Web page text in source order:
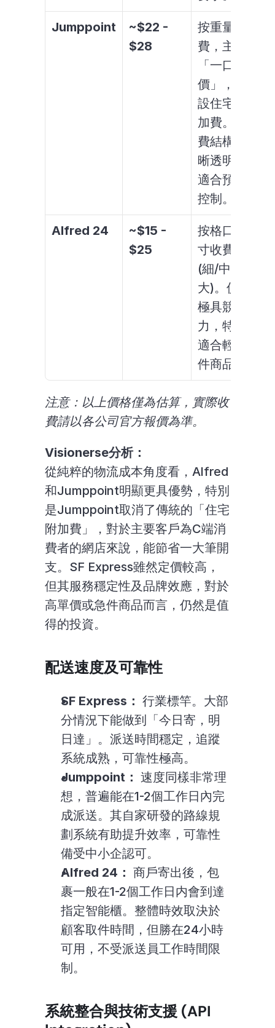
Jumppoint
~$22 -
$28
按重量收
費，主打
「一口
價」，不
設住宅附
加費。收
費結構清
晰透明，
適合預算
控制。
Alfred 24
~$15 -
$25
按格口尺
寸收費
(細/中/
大)。價格
極具競爭
力，特別
適合輕小
件商品。
注意：以上價格僅為估算，實際收
費請以各公司官方報價為準。
Visionerse分析：
從純粹的物流成本角度看，Alfred
和Jumppoint明顯更具優勢，特別
是Jumppoint取消了傳統的「住宅
附加費」，對於主要客戶為C端消
費者的網店來說，能節省一大筆開
支。SF Express雖然定價較高，
但其服務穩定性及品牌效應，對於
高單價或急件商品而言，仍然是值
得的投資。
配送速度及可靠性
SF Express： 行業標竿。大部
分情況下能做到「今日寄，明
日達」。派送時間穩定，追蹤
系統成熟，可靠性極高。
Jumppoint： 速度同樣非常理
想，普遍能在1-2個工作日內完
成派送。其自家研發的路線規
劃系統有助提升效率，可靠性
備受中小企認可。
Alfred 24： 商戶寄出後，包
裹一般在1-2個工作日内會到達
指定智能櫃。整體時效取決於
顧客取件時間，但勝在24小時
可用，不受派送員工作時間限
制。
系統整合與技術支援 (API